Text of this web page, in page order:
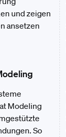
und zeigen
ansetzen
Modeling
So